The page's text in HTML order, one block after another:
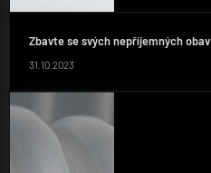
Zbavte se svých nepříjemných obav
31.10.2023